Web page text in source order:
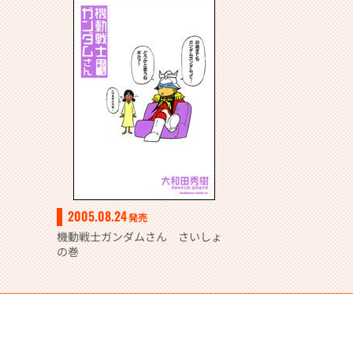
2005.08.24発売
機動戦士ガンダムさん さいしょ
の巻